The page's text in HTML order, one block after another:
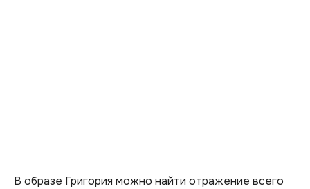
В образе Григория можно найти отражение всего